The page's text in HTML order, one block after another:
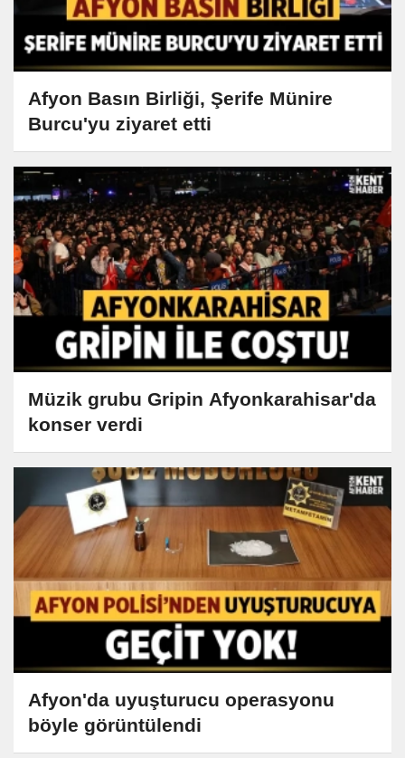
Afyon Basın Birliği, Şerife Münire
Burcu'yu ziyaret etti
Müzik grubu Gripin Afyonkarahisar'da
konser verdi
Afyon'da uyuşturucu operasyonu
böyle görüntülendi